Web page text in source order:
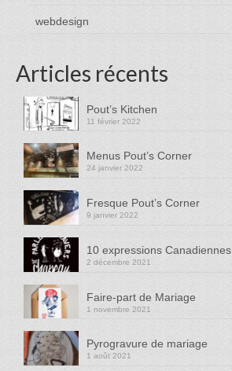
webdesign
Articles récents
Pout’s Kitchen
11 février 2022
Menus Pout’s Corner
24 janvier 2022
Fresque Pout’s Corner
9 janvier 2022
10 expressions Canadiennes
2 décembre 2021
Faire-part de Mariage
1 novembre 2021
Pyrogravure de mariage
1 août 2021